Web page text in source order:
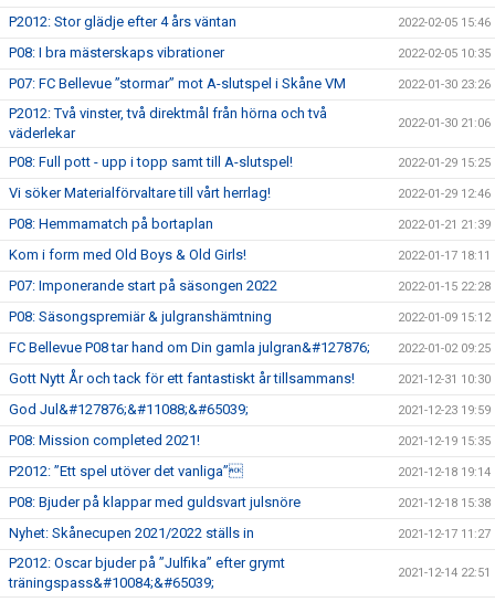
P2012: Stor glädje efter 4 års väntan 2022-02-05 15:46
P08: I bra mästerskaps vibrationer 2022-02-05 10:35
P07: FC Bellevue ”stormar” mot A-slutspel i Skåne VM 2022-01-30 23:26
P2012: Två vinster, två direktmål från hörna och två
väderlekar
2022-01-30 21:06
P08: Full pott - upp i topp samt till A-slutspel! 2022-01-29 15:25
Vi söker Materialförvaltare till vårt herrlag! 2022-01-29 12:46
P08: Hemmamatch på bortaplan 2022-01-21 21:39
Kom i form med Old Boys & Old Girls! 2022-01-17 18:11
P07: Imponerande start på säsongen 2022 2022-01-15 22:28
P08: Säsongspremiär & julgranshämtning 2022-01-09 15:12
FC Bellevue P08 tar hand om Din gamla julgran&#127876; 2022-01-02 09:25
Gott Nytt År och tack för ett fantastiskt år tillsammans! 2021-12-31 10:30
God Jul&#127876;&#11088;&#65039; 2021-12-23 19:59
P08: Mission completed 2021! 2021-12-19 15:35
P2012: ”Ett spel utöver det vanliga” 2021-12-18 19:14
P08: Bjuder på klappar med guldsvart julsnöre 2021-12-18 15:38
Nyhet: Skånecupen 2021/2022 ställs in 2021-12-17 11:27
P2012: Oscar bjuder på ”Julfika” efter grymt
träningspass&#10084;&#65039;
2021-12-14 22:51